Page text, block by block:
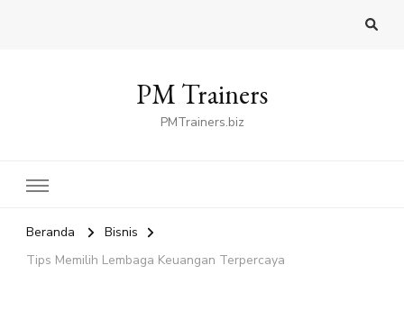
PM Trainers
PMTrainers.biz
Beranda
Bisnis
Tips Memilih Lembaga Keuangan Terpercaya